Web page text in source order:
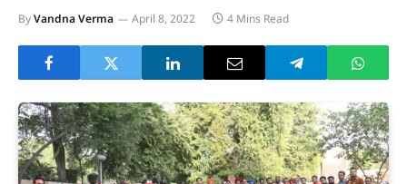
ByVandna Verma April 8, 2022 4 Mins Read